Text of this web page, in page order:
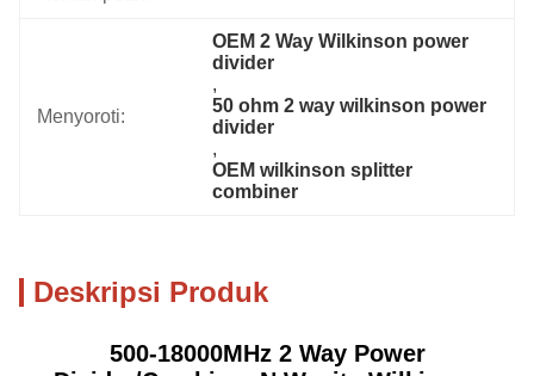
Menyoroti:
OEM 2 Way Wilkinson power
divider
,
50 ohm 2 way wilkinson power
divider
,
OEM wilkinson splitter
combiner
Deskripsi Produk
500-18000MHz 2 Way Power